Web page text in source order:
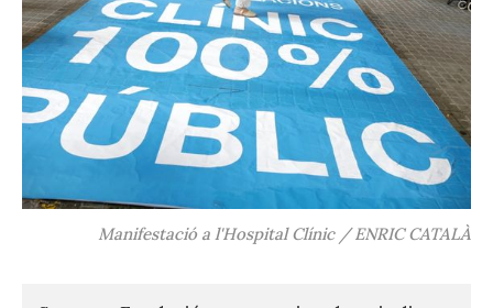
Manifestació a l'Hospital Clínic / ENRIC CATALÀ